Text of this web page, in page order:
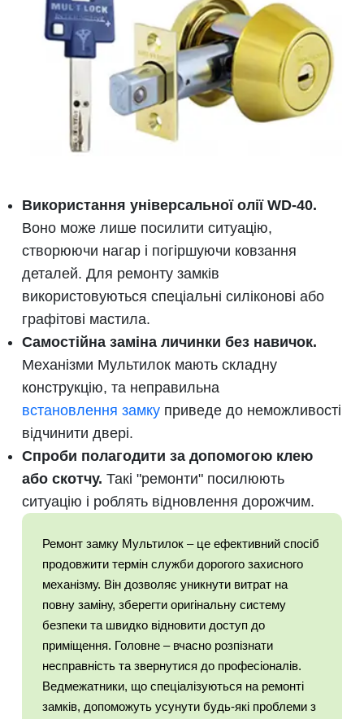
Використання універсальної олії WD-40.
Воно може лише посилити ситуацію,
створюючи нагар і погіршуючи ковзання
деталей. Для ремонту замків
використовуються спеціальні силіконові або
графітові мастила.
Самостійна заміна личинки без навичок.
Механізми Мультилок мають складну
конструкцію, та неправильна
встановлення замку приведе до неможливості
відчинити двері.
Спроби полагодити за допомогою клею
або скотчу. Такі "ремонти" посилюють
ситуацію і роблять відновлення дорожчим.
Ремонт замку Мультилок – це ефективний спосіб
продовжити термін служби дорогого захисного
механізму. Він дозволяє уникнути витрат на
повну заміну, зберегти оригінальну систему
безпеки та швидко відновити доступ до
приміщення. Головне – вчасно розпізнати
несправність та звернутися до професіоналів.
Ведмежатники, що спеціалізуються на ремонті
замків, допоможуть усунути будь-які проблеми з